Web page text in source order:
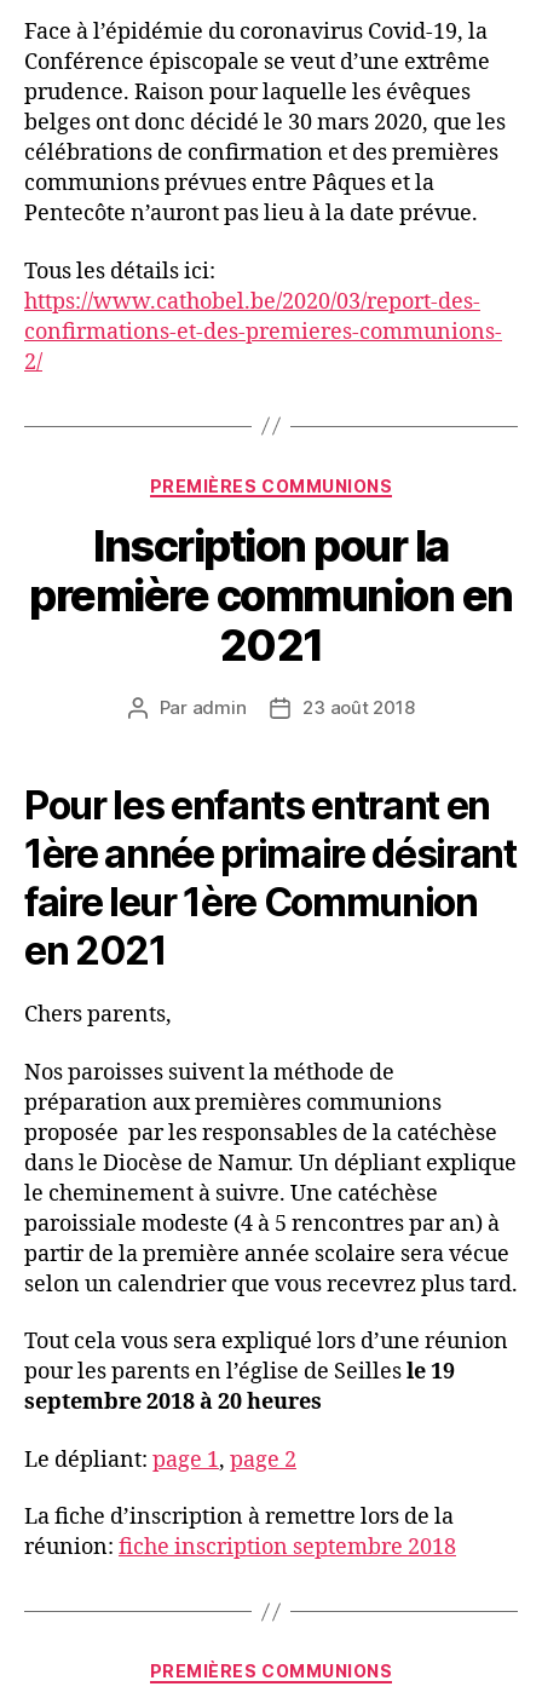
Face à l’épidémie du coronavirus Covid-19, la
Conférence épiscopale se veut d’une extrême
prudence. Raison pour laquelle les évêques
belges ont donc décidé le 30 mars 2020, que les
célébrations de confirmation et des premières
communions prévues entre Pâques et la
Pentecôte n’auront pas lieu à la date prévue.
Tous les détails ici:
https://www.cathobel.be/2020/03/report-des-
confirmations-et-des-premieres-communions-
2/
Catégories
PREMIÈRES COMMUNIONS
Inscription pour la
première communion en
2021
Auteur
Par admin
Date23 août 2018
Pour les enfants entrant en
1ère année primaire désirant
faire leur 1ère Communion
en 2021
Chers parents,
Nos paroisses suivent la méthode de
préparation aux premières communions
proposée par les responsables de la catéchèse
dans le Diocèse de Namur. Un dépliant explique
le cheminement à suivre. Une catéchèse
paroissiale modeste (4 à 5 rencontres par an) à
partir de la première année scolaire sera vécue
selon un calendrier que vous recevrez plus tard.
Tout cela vous sera expliqué lors d’une réunion
pour les parents en l’église de Seillesle 19
septembre 2018 à 20 heures
Le dépliant: page 1, page 2
La fiche d’inscription à remettre lors de la
réunion: fiche inscription septembre 2018
Catégories
PREMIÈRES COMMUNIONS